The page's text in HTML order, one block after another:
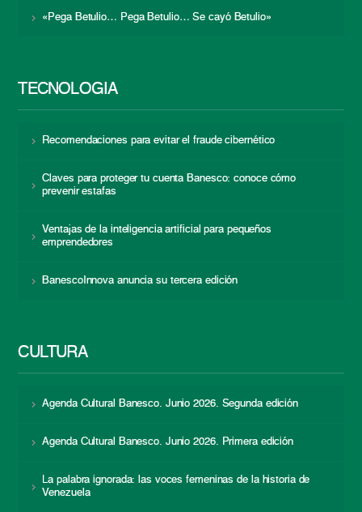
«Pega Betulio… Pega Betulio… Se cayó Betulio»
TECNOLOGÍA
Recomendaciones para evitar el fraude cibernético
Claves para proteger tu cuenta Banesco: conoce cómo
prevenir estafas
Ventajas de la inteligencia artificial para pequeños
emprendedores
BanescoInnova anuncia su tercera edición
CULTURA
Agenda Cultural Banesco. Junio 2026. Segunda edición
Agenda Cultural Banesco. Junio 2026. Primera edición
La palabra ignorada: las voces femeninas de la historia de
Venezuela